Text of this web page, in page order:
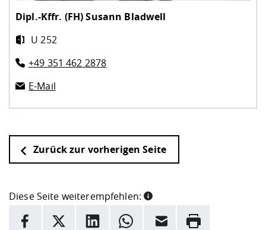
Dipl.-Kffr. (FH)Susann Bladwell
U 252
+49 351 462 2878
E-Mail
Zurück zur vorherigen Seite
Diese Seite weiterempfehlen:
INFORMATION
Facebook
X LinkedInWhatsappE-Mail Drucken